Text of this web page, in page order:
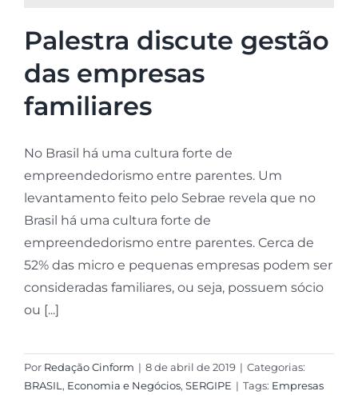
Palestra discute gestão
das empresas
familiares
No Brasil há uma cultura forte de
empreendedorismo entre parentes. Um
levantamento feito pelo Sebrae revela que no
Brasil há uma cultura forte de
empreendedorismo entre parentes. Cerca de
52% das micro e pequenas empresas podem ser
consideradas familiares, ou seja, possuem sócio
ou [...]
Por Redação Cinform | 8 de abril de 2019 | Categorias:
BRASIL , Economia e Negócios, SERGIPE | Tags: Empresas